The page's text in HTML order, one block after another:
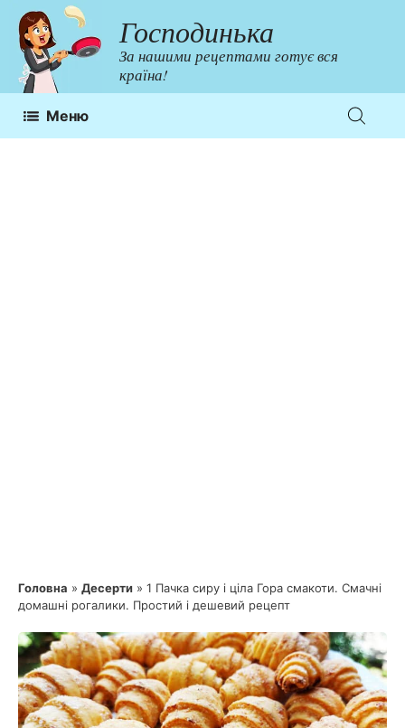
Перейти
до
контенту
Господинька
За нашими рецептами готує вся
країна!
Меню
Головна » Десерти » 1 Пачка сиру і ціла Гора смакоти. Смачні
домашні рогалики. Простий і дешевий рецепт